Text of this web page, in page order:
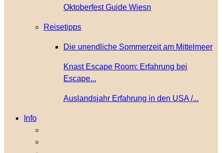
Oktoberfest Guide Wiesn
Reisetipps
Die unendliche Sommerzeit am Mittelmeer
Knast Escape Room: Erfahrung bei
Escape...
Auslandsjahr Erfahrung in den USA /...
Info